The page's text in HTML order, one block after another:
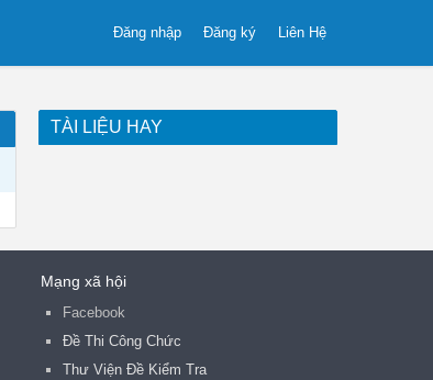
Liên Hệ
Đăng ký
Đăng nhập
TÀI LIỆU HAY
Mạng xã hội
Facebook
Đề Thi Công Chức
Thư Viện Đề Kiểm Tra